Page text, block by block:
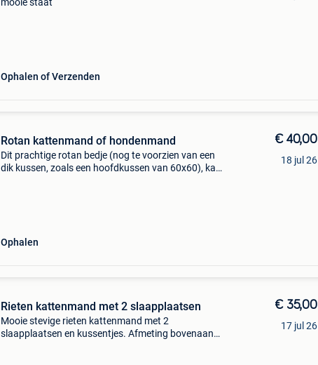
Ophalen of Verzenden
Rotan kattenmand of hondenmand
Dit prachtige rotan bedje (nog te voorzien van een
dik kussen, zoals een hoofdkussen van 60x60), kan
Ophalen
€ 40,00
18 jul 26
Rieten kattenmand met 2 slaapplaatsen
Mooie stevige rieten kattenmand met 2
slaapplaatsen en kussentjes. Afmeting bovenaan
€ 35,00
17 jul 26